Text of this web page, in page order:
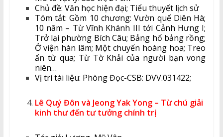
Chủ đề: Văn học hiện đại; Tiểu thuyết lịch sử
Tóm tắt: Gồm 10 chương: Vườn quế Diên Hà;
10 năm – Từ Vĩnh Khánh III tới Cảnh Hưng I;
Trở lại phường Bích Câu; Bảng hổ bảng rồng;
Ở viện hàn lâm; Một chuyến hoàng hoa; Treo
ấn từ qua; Từ Tờ Khải của người bạn vong
niên…
Vị trí tài liệu: Phòng Đọc-CSB: DVV.031422;
Lê Quý Đôn và Jeong Yak Yong – Từ chú giải
kinh thư đến tư tưởng chính trị